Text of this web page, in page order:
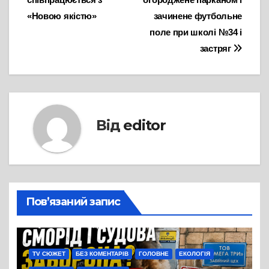
зачинене футбольне
поле при школі №34 і
застряг
«Новою якістю»
Від editor
Пов’язаний запис
TV СЮЖЕТ БЕЗ КОМЕНТАРІВ ГОЛОВНЕ ЕКОЛОГІЯ